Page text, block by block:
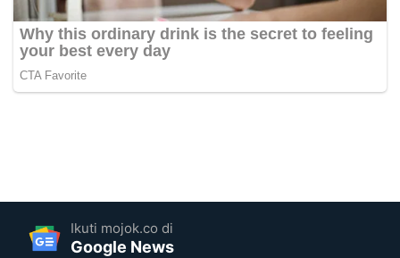
Ikuti mojok.co di
Google News